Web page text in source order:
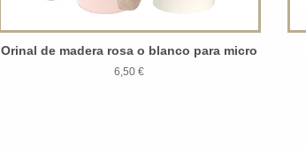
Orinal de madera rosa o blanco para micro
6,50 €